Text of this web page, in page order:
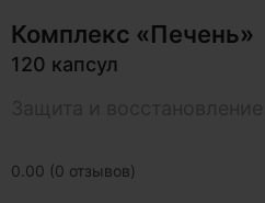
0.00 (0 отзывов)
Комплекс «Печень»
120 капсул